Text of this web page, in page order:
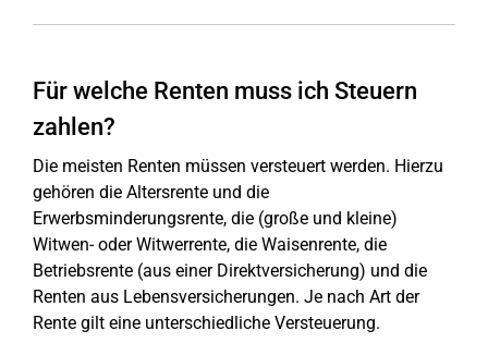
Für welche Renten muss ich Steuern
zahlen?
Die meisten Renten müssen versteuert werden. Hierzu
gehören die Altersrente und die
Erwerbsminderungsrente, die (große und kleine)
Witwen- oder Witwerrente, die Waisenrente, die
Betriebsrente (aus einer Direktversicherung) und die
Renten aus Lebensversicherungen. Je nach Art der
Rente gilt eine unterschiedliche Versteuerung.